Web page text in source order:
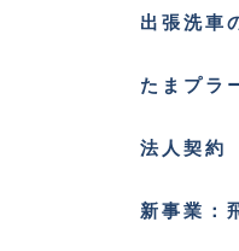
出張洗車
たまプラ
法人契約
新事業：